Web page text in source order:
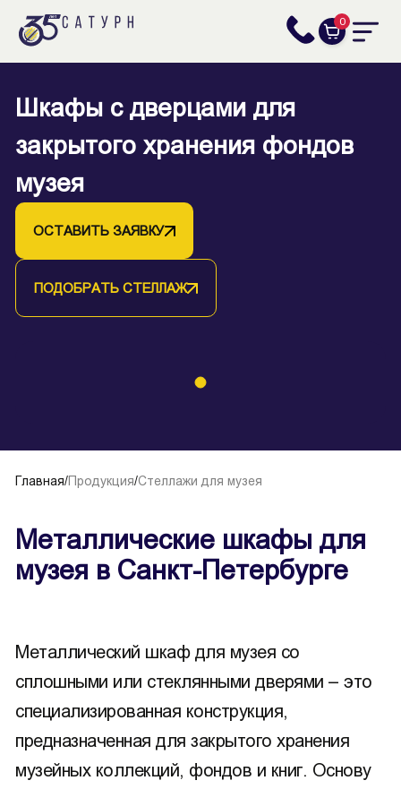
0
Шкафы с дверцами для
закрытого хранения фондов
музея
ОСТАВИТЬ ЗАЯВКУ
ПОДОБРАТЬ СТЕЛЛАЖ
Главная/Продукция/Стеллажи для музея
Металлические шкафы для
музея в Санкт-Петербурге
Металлический шкаф для музея со
сплошными или стеклянными дверями – это
специализированная конструкция,
предназначенная для закрытого хранения
музейных коллекций, фондов и книг. Основу